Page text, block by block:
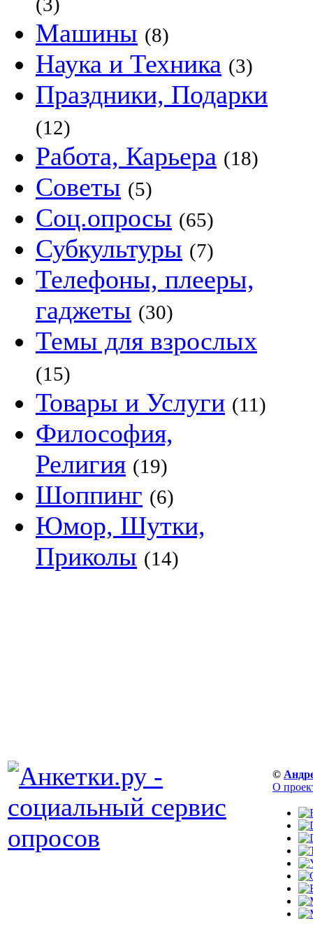
Машины (8)
Наука и Техника (3)
Праздники, Подарки
(12)
Работа, Карьера (18)
Советы (5)
Соц.опросы (65)
Субкультуры (7)
Телефоны, плееры,
гаджеты (30)
Темы для взрослых
(15)
Товары и Услуги (11)
Философия,
Религия (19)
Шоппинг (6)
Юмор, Шутки,
Приколы (14)
©
О